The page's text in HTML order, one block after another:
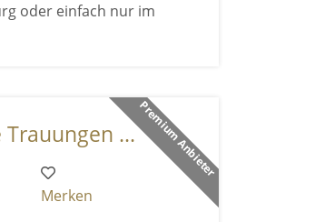
oder einfach nur im
Premium Anbieter
...
Merken